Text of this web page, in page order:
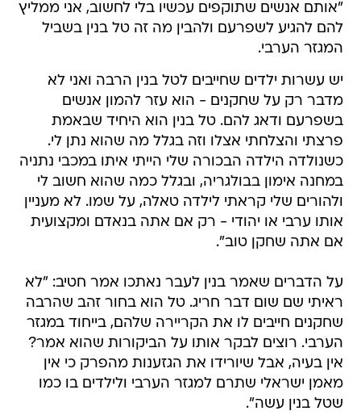
"אותם אנשים שתוקפים עכשיו בלי לחשוב, אני ממליץ
להם להגיע לשפרעם ולהבין מה זה טל בנין בשביל
המגזר הערבי.
יש עשרות ילדים שחייבים לטל בנין הרבה ואני לא
מדבר רק על שחקנים - הוא עזר להמון אנשים
בשפרעם ודאג להם. טל בנין הוא היחיד שבאמת
פרצתי והצלחתי אצלו וזה בגלל מה שהוא נתן לי.
כשנולדה הילדה הבכורה שלי הייתי איתו במכבי נתניה
במחנה אימון בבולגריה, ובגלל כמה שהוא חשוב לי
ולהורים שלי קראתי לילדה טאלה, על שמו. לא מעניין
אותו ערבי או יהודי - רק אם אתה בנאדם ומקצועית
אם אתה שחקן טוב".
על הדברים שאמר בנין לעבר נאתכו אמר חטיב: "לא
ראיתי שם שום דבר חריג. טל הוא בחור זהב שהרבה
שחקנים חייבים לו את הקריירה שלהם, בייחוד במגזר
הערבי. רוצים לבקר אותו על הביקורות שהוא אמר?
אין בעיה, אבל שיורידו את הגזענות מהפרק כי אין
מאמן ישראלי שתרם למגזר הערבי ולילדים בו כמו
שטל בנין עשה".